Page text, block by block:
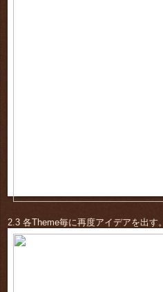
2.3 各Theme毎に再度アイデアを出す。